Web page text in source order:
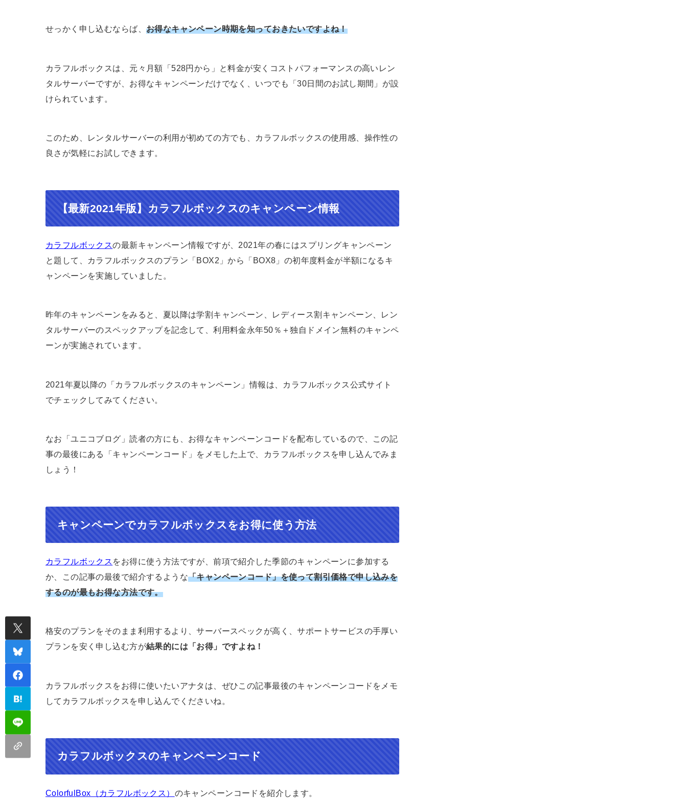
せっかく申し込むならば、 お得なキャンペーン時期を知っておきたいですよね！
カラフルボックスは、元々月額「528円から」と料金が安くコストパフォーマンスの高いレン
タルサーバーですが、お得なキャンペーンだけでなく、いつでも「30日間のお試し期間」が設
けられています。
このため、レンタルサーバーの利用が初めての方でも、カラフルボックスの使用感、操作性の
良さが気軽にお試しできます。
【最新2021年版】カラフルボックスのキャンペーン情報
カラフルボックスの最新キャンペーン情報ですが、2021年の春にはスプリングキャンペーン
と題して、カラフルボックスのプラン「BOX2」から「BOX8」の初年度料金が半額になるキ
ャンペーンを実施していました。
昨年のキャンペーンをみると、夏以降は学割キャンペーン、レディース割キャンペーン、レン
タルサーバーのスペックアップを記念して、利用料金永年50％＋独自ドメイン無料のキャンペ
ーンが実施されています。
2021年夏以降の「カラフルボックスのキャンペーン」情報は、カラフルボックス公式サイト
でチェックしてみてください。
なお「ユニコブログ」読者の方にも、お得なキャンペーンコードを配布しているので、この記
事の最後にある「キャンペーンコード」をメモした上で、カラフルボックスを申し込んでみま
しょう！
キャンペーンでカラフルボックスをお得に使う方法
カラフルボックス をお得に使う方法ですが、前項で紹介した季節のキャンペーンに参加する
か、この記事の最後で紹介するような「キャンペーンコード」を使って割引価格で申し込みを
するのが最もお得な方法です。
格安のプランをそのまま利用するより、サーバースペックが高く、サポートサービスの手厚い
プランを安く申し込む方が結果的には「お得」ですよね！
カラフルボックスをお得に使いたいアナタは、ぜひこの記事最後のキャンペーンコードをメモ
してカラフルボックスを申し込んでくださいね。
カラフルボックスのキャンペーンコード
ColorfulBox（カラフルボックス） のキャンペーンコードを紹介します。